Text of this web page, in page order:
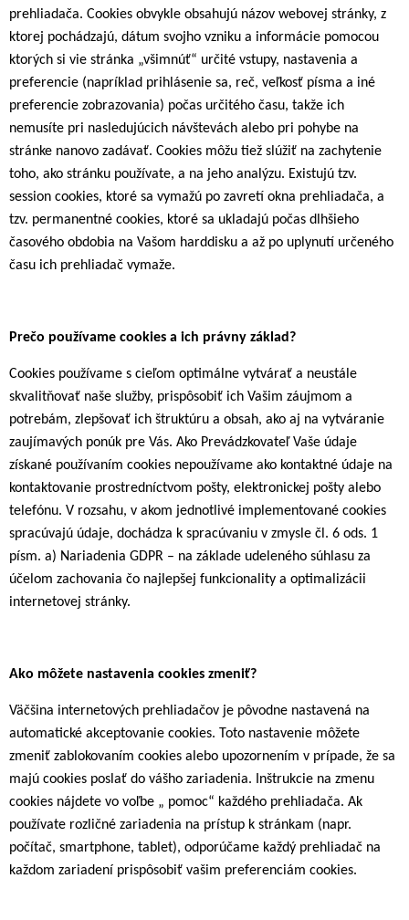
prehliadača. Cookies obvykle obsahujú názov webovej stránky, z
ktorej pochádzajú, dátum svojho vzniku a informácie pomocou
ktorých si vie stránka „všimnúť“ určité vstupy, nastavenia a
preferencie (napríklad prihlásenie sa, reč, veľkosť písma a iné
preferencie zobrazovania) počas určitého času, takže ich
nemusíte pri nasledujúcich návštevách alebo pri pohybe na
stránke nanovo zadávať. Cookies môžu tiež slúžiť na zachytenie
toho, ako stránku používate, a na jeho analýzu. Existujú tzv.
session cookies, ktoré sa vymažú po zavretí okna prehliadača, a
tzv. permanentné cookies, ktoré sa ukladajú počas dlhšieho
časového obdobia na Vašom harddisku a až po uplynutí určeného
času ich prehliadač vymaže.
Prečo používame cookies a ich právny základ?
Cookies používame s cieľom optimálne vytvárať a neustále
skvalitňovať naše služby, prispôsobiť ich Vašim záujmom a
potrebám, zlepšovať ich štruktúru a obsah, ako aj na vytváranie
zaujímavých ponúk pre Vás. Ako Prevádzkovateľ Vaše údaje
získané používaním cookies nepoužívame ako kontaktné údaje na
kontaktovanie prostredníctvom pošty, elektronickej pošty alebo
telefónu. V rozsahu, v akom jednotlivé implementované cookies
spracúvajú údaje, dochádza k spracúvaniu v zmysle čl. 6 ods. 1
písm. a) Nariadenia GDPR – na základe udeleného súhlasu za
účelom zachovania čo najlepšej funkcionality a optimalizácii
internetovej stránky.
Ako môžete nastavenia cookies zmeniť?
Väčšina internetových prehliadačov je pôvodne nastavená na
automatické akceptovanie cookies. Toto nastavenie môžete
zmeniť zablokovaním cookies alebo upozornením v prípade, že sa
majú cookies poslať do vášho zariadenia. Inštrukcie na zmenu
cookies nájdete vo voľbe „ pomoc“ každého prehliadača. Ak
používate rozličné zariadenia na prístup k stránkam (napr.
počítač, smartphone, tablet), odporúčame každý prehliadač na
každom zariadení prispôsobiť vašim preferenciám cookies.